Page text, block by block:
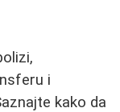
i
kako da